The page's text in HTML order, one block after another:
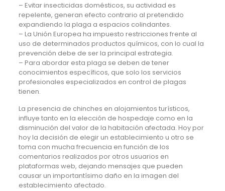
– Evitar insecticidas domésticos, su actividad es
repelente, generan efecto contrario al pretendido
expandiendo la plaga a espacios colindantes.
– La Unión Europea ha impuesto restricciones frente al
uso de determinados productos químicos, con lo cual la
prevención debe de ser la principal estrategia.
– Para abordar esta plaga se deben de tener
conocimientos específicos, que solo los servicios
profesionales especializados en control de plagas
tienen.
La presencia de chinches en alojamientos turísticos,
influye tanto en la elección de hospedaje como en la
disminución del valor de la habitación afectada. Hoy por
hoy la decisión de elegir un establecimiento u otro se
toma con mucha frecuencia en función de los
comentarios realizados por otros usuarios en
plataformas web, dejando mensajes que pueden
causar un importantísimo daño en la imagen del
establecimiento afectado.